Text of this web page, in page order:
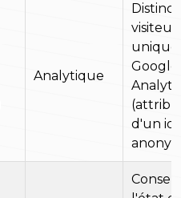
Analytique
Google
d'un